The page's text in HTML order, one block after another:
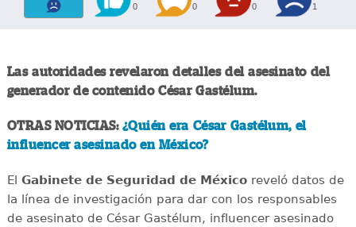
0 0 0 1
Las autoridades revelaron detalles del asesinato del
generador de contenido César Gastélum.
OTRAS NOTICIAS: ¿Quién era César Gastélum, el
influencer asesinado en México?
El Gabinete de Seguridad de Méxicoreveló datos de
la línea de investigación para dar con los responsables
de asesinato de César Gastélum, influencer asesinado